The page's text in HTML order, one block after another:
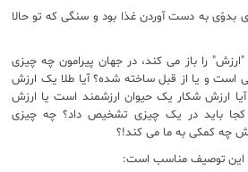
بدوّی به دست آوردن غذا بود و سنگی که تو حالا
را باز می کند، در جهان پیرامون چه چیزی
است و یا از قبل ساخته شده؟ آیا طلا یک ارزش
آیا ارزش شکار یک حیوان ارزشمند است یا ارزش
کجا باید در یک چیزی تشخیص داد؟ چه چیزی
چه کمکی به ما می کند!؟
این توصیف مناسب است: